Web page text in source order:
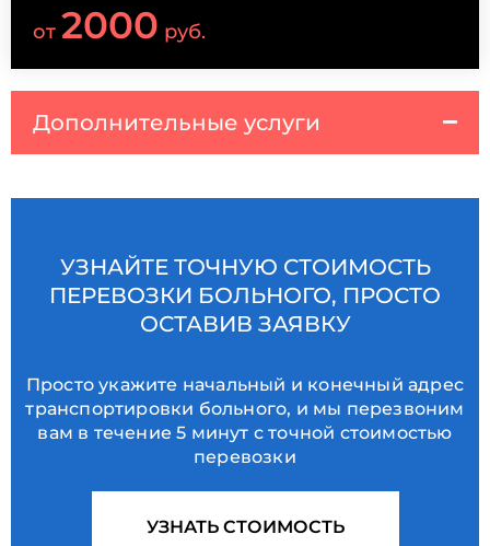
от 2000 руб.
Дополнительные услуги
УЗНАЙТЕ ТОЧНУЮ СТОИМОСТЬ
ПЕРЕВОЗКИ БОЛЬНОГО, ПРОСТО
ОСТАВИВ ЗАЯВКУ
Просто укажите начальный и конечный адрес
транспортировки больного, и мы перезвоним
вам в течение 5 минут с точной стоимостью
перевозки
УЗНАТЬ СТОИМОСТЬ